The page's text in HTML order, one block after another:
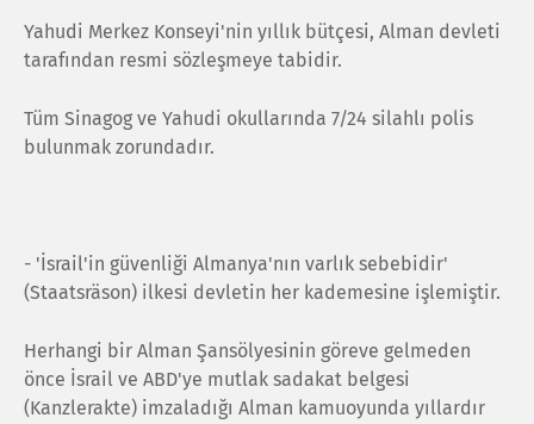
Yahudi Merkez Konseyi'nin yıllık bütçesi, Alman devleti
tarafından resmi sözleşmeye tabidir.
Tüm Sinagog ve Yahudi okullarında 7/24 silahlı polis
bulunmak zorundadır.
- 'İsrail'in güvenliği Almanya'nın varlık sebebidir'
(Staatsräson) ilkesi devletin her kademesine işlemiştir.
Herhangi bir Alman Şansölyesinin göreve gelmeden
önce İsrail ve ABD'ye mutlak sadakat belgesi
(Kanzlerakte) imzaladığı Alman kamuoyunda yıllardır